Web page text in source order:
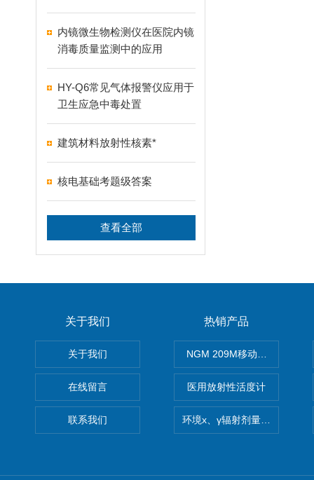
内镜微生物检测仪在医院内镜
消毒质量监测中的应用
HY-Q6常见气体报警仪应用于
卫生应急中毒处置
建筑材料放射性核素*
核电基础考题级答案
查看全部
关于我们
关于我们
在线留言
联系我们
热销产品
NGM 209M移动式惰性气体
医用放射性活度计
环境x、γ辐射剂量率仪